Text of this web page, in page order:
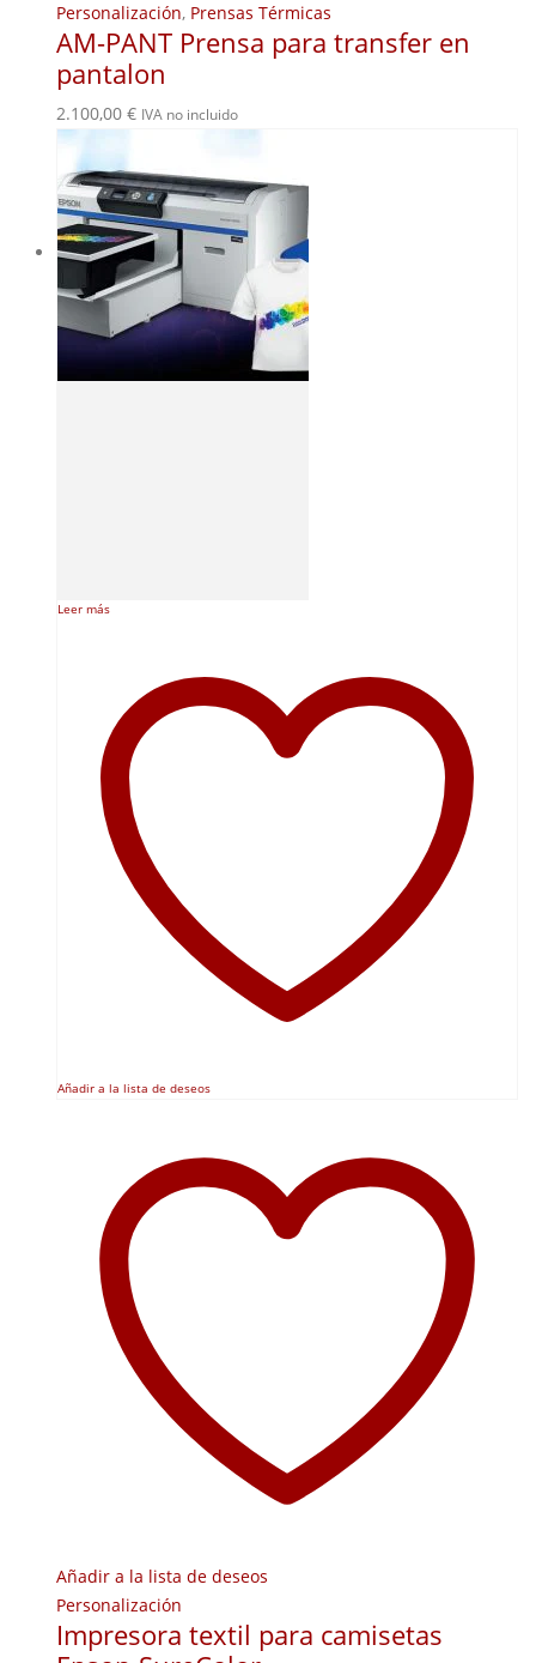
Personalización, Prensas Térmicas
AM-PANT Prensa para transfer en
pantalon
2.100,00 € IVA no incluido
Leer más
Añadir a la lista de deseos
Añadir a la lista de deseos
Personalización
Impresora textil para camisetas